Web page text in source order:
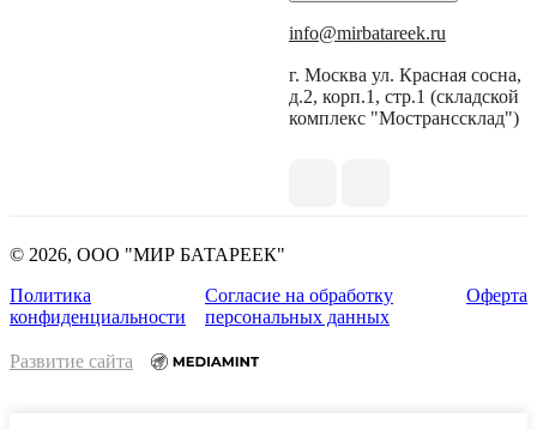
info@mirbatareek.ru
г. Москва ул. Красная сосна,
д.2, корп.1, стр.1 (складской
комплекс "Мостранссклад")
© 2026, ООО "МИР БАТАРЕЕК"
Политика
конфиденциальности
Согласие на обработку
персональных данных
Оферта
Развитие сайта